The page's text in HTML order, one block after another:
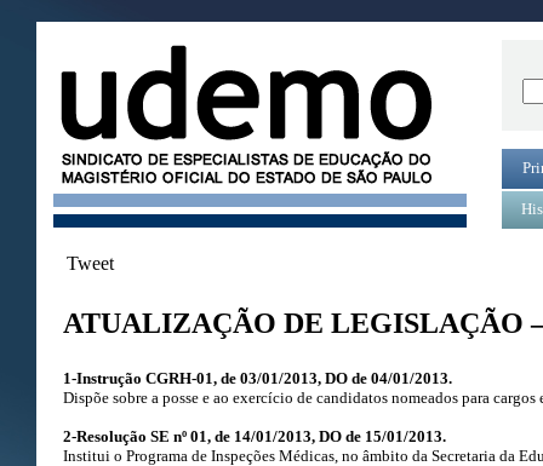
Tweet
ATUALIZAÇÃO DE LEGISLAÇÃO
1-Instrução CGRH-01, de 03/01/2013, DO de 04/01/2013.
Dispõe sobre a posse e ao exercício de candidatos nomeados para
2-Resolução SE nº 01, de 14/01/2013, DO de 15/01/2013.
Institui o Programa de Inspeções Médicas, no âmbito da Secretaria da